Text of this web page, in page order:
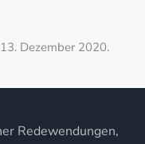
Dezember 2020.
Redewendungen,